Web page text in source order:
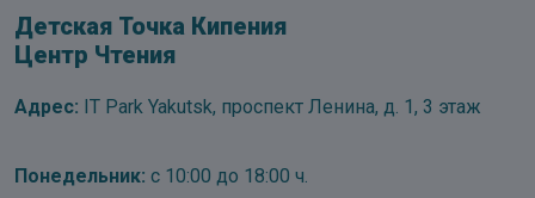
Детская Точка Кипения
Центр Чтения
Адрес: IT Park Yakutsk, проспект Ленина, д. 1, 3 этаж
Понедельник: с 10:00 до 18:00 ч.